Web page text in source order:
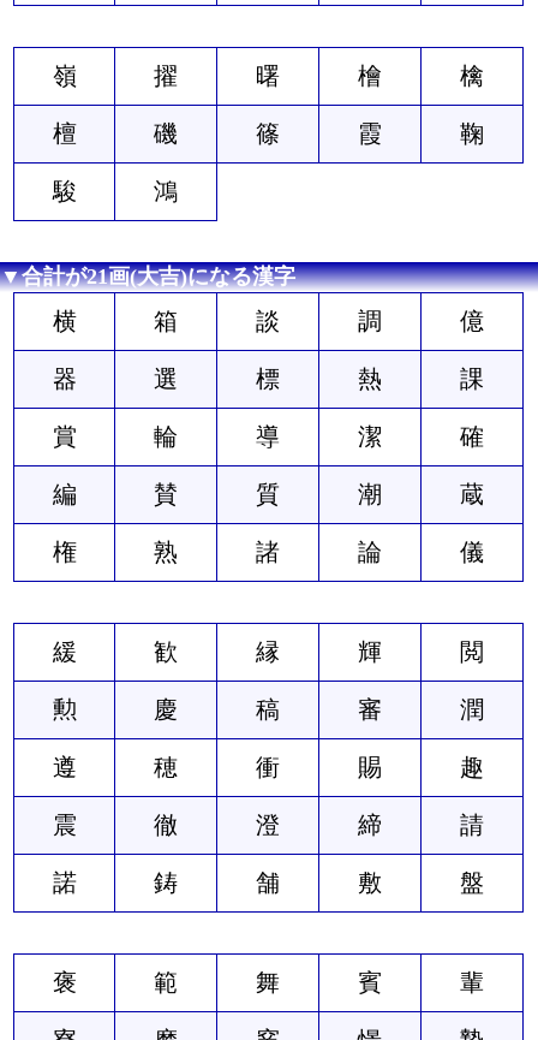
嶺 擢 曙 檜 檎
檀 磯 篠 霞 鞠
駿 鴻
▼合計が21画(大吉)になる漢字
横 箱 談 調 億
器 選 標 熱 課
賞 輪 導 潔 確
編 賛 質 潮 蔵
権 熟 諸 論 儀
緩 歓 縁 輝 閲
勲 慶 稿 審 潤
遵 穂 衝 賜 趣
震 徹 澄 締 請
諾 鋳 舗 敷 盤
褒 範 舞 賓 輩